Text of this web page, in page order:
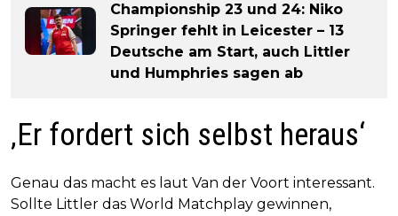
Championship 23 und 24: Niko
Springer fehlt in Leicester – 13
Deutsche am Start, auch Littler
und Humphries sagen ab
‚Er fordert sich selbst heraus‘
Genau das macht es laut Van der Voort interessant.
Sollte Littler das World Matchplay gewinnen,